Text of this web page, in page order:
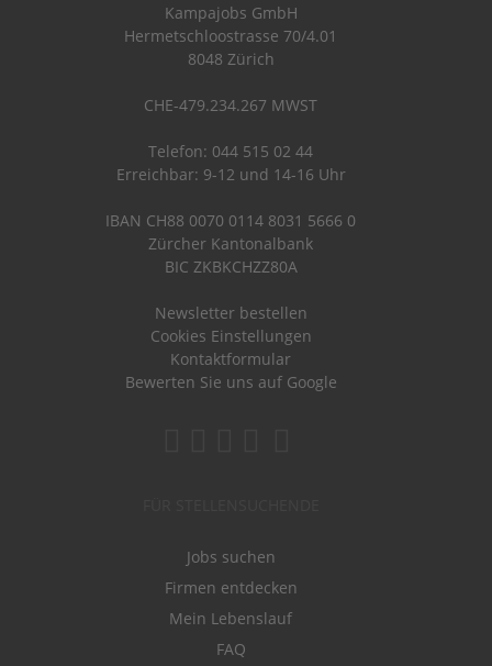
Kampajobs GmbH
Hermetschloostrasse 70/4.01
8048 Zürich
CHE-479.234.267 MWST
Telefon: 044 515 02 44
Erreichbar: 9-12 und 14-16 Uhr
IBAN CH88 0070 0114 8031 5666 0
Zürcher Kantonalbank
BIC ZKBKCHZZ80A
Newsletter bestellen
Cookies Einstellungen
Kontaktformular
Bewerten Sie uns auf Google
Jobs suchen
Firmen entdecken
Mein Lebenslauf
FAQ